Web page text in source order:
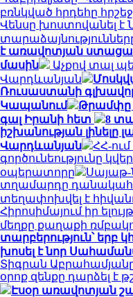
բռնկված հրդեհը
Վենսը խոստովանել է
է առավոտյան
մասին
Աչքով տալ
Վարդևանյան
Ռուսաստանի
Կապանում
Թրամփը
գալ Իրանի հետ
8
իշխանության լինելը
Վարդևանյան
ՀՀ-
գործունեությունը
օպերատորը
Սայաթ-
տղամարդը
տեղափոխվել է
Հիրոսիմայում իր
մեղքը քաղաքի
տարբերություն՝ երբ
խոսել է նոր
Տիգրան
օրոք զենքը դարձել է
Էսօր առավոտյան